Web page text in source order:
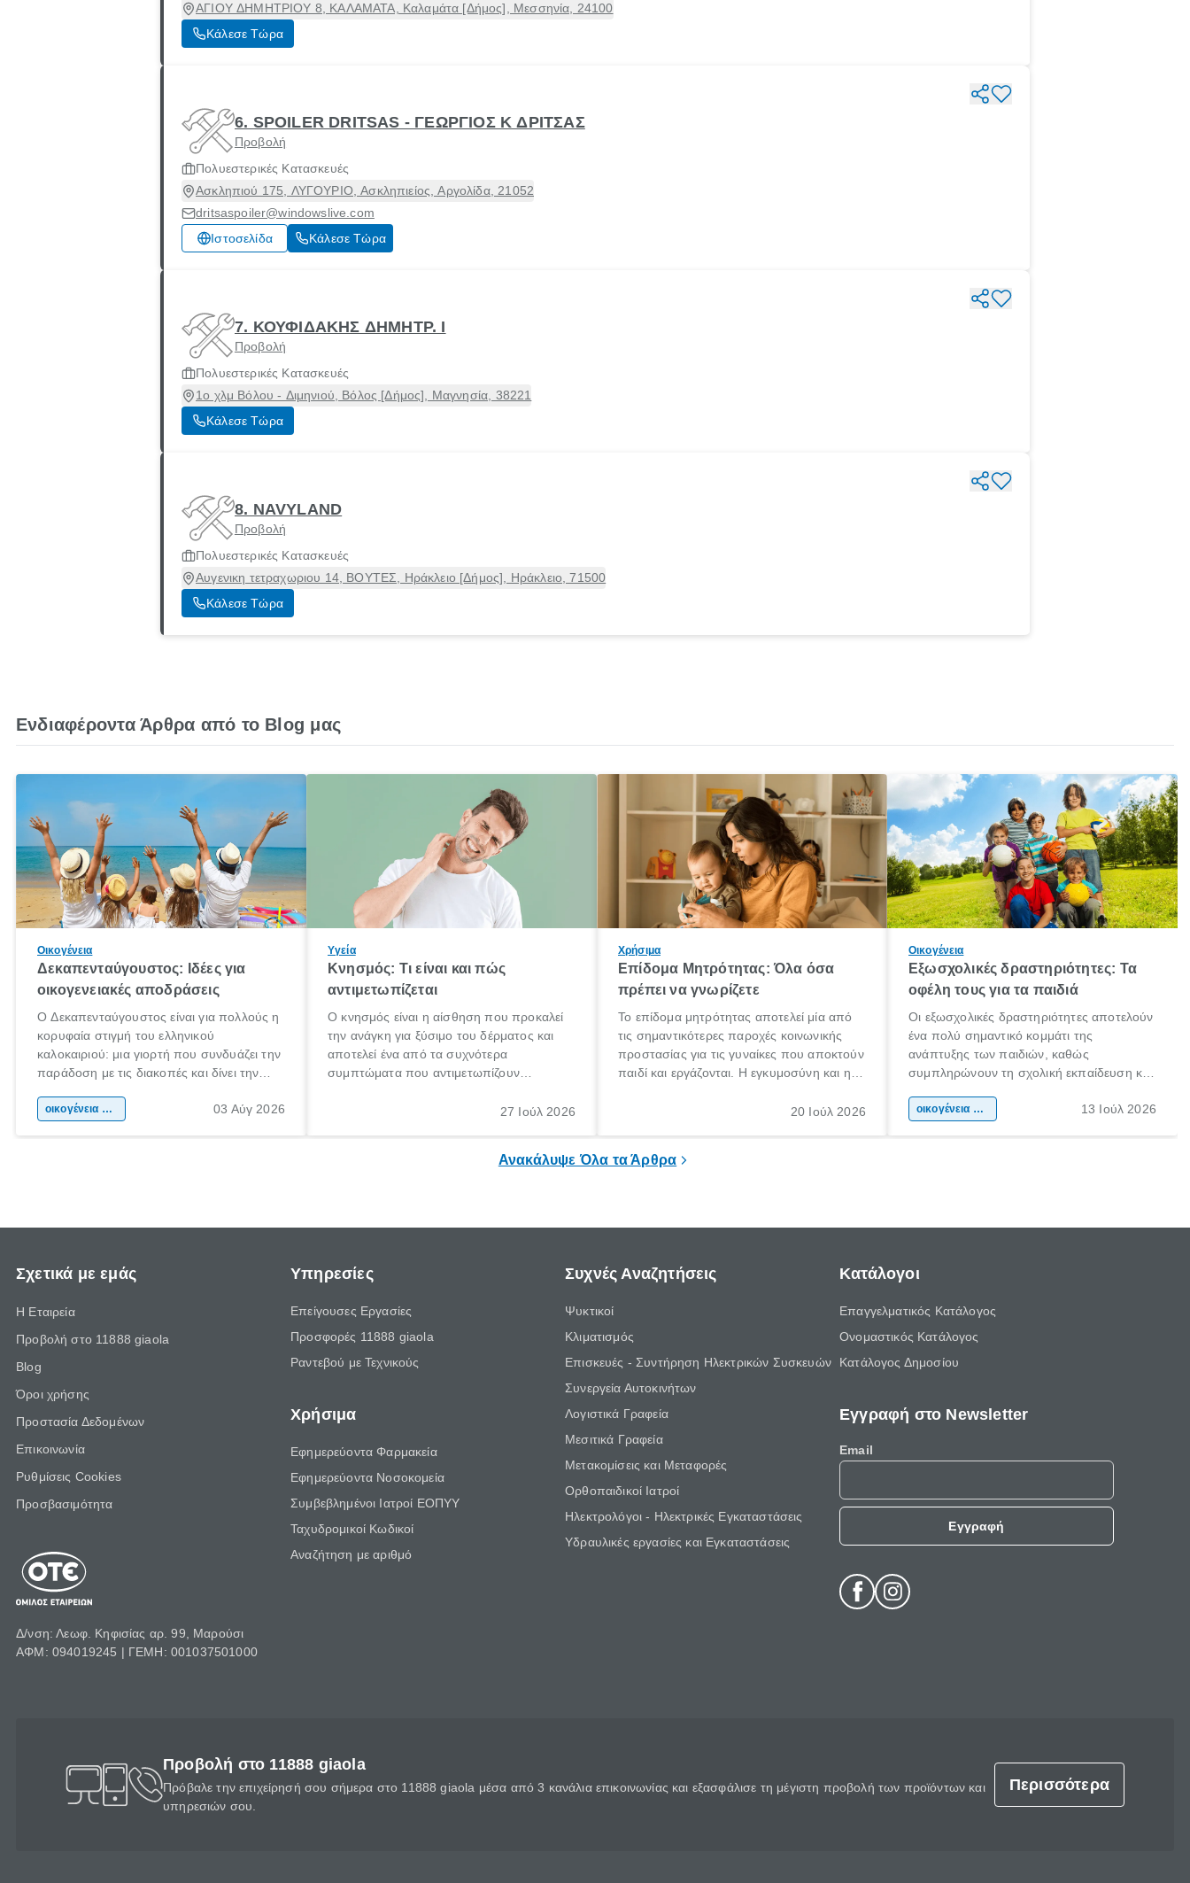
ΑΓΙΟΥ ΔΗΜΗΤΡΙΟΥ 8, ΚΑΛΑΜΑΤΑ, Καλαμάτα [Δήμος], Μεσσηνία, 24100
Κάλεσε Τώρα
6. SPOILER DRITSAS - ΓΕΩΡΓΙΟΣ Κ ΔΡΙΤΣΑΣ
Προβολή
Πολυεστερικές Κατασκευές
Ασκληπιού 175, ΛΥΓΟΥΡΙΟ, Ασκληπιείος, Αργολίδα, 21052
dritsaspoiler@windowslive.com
Ιστοσελίδα
Κάλεσε Τώρα
7. ΚΟΥΦΙΔΑΚΗΣ ΔΗΜΗΤΡ. Ι
Προβολή
Πολυεστερικές Κατασκευές
1ο χλμ Βόλου - Διμηνιού, Βόλος [Δήμος], Μαγνησία, 38221
Κάλεσε Τώρα
8. NAVYLAND
Προβολή
Πολυεστερικές Κατασκευές
Αυγενικη τετραχωριου 14, ΒΟΥΤΕΣ, Ηράκλειο [Δήμος], Ηράκλειο, 71500
Κάλεσε Τώρα
Ενδιαφέροντα Άρθρα από το Blog μας
Οικογένεια
Δεκαπενταύγουστος: Ιδέες για
οικογενειακές αποδράσεις
Ο Δεκαπενταύγουστος είναι για πολλούς η
κορυφαία στιγμή του ελληνικού
καλοκαιριού: μια γιορτή που συνδυάζει την
παράδοση με τις διακοπές και δίνει την
χώρας. Είτε πρόκειται για λίγες μέρες
οικογένεια & παιδί 03 Αύγ 2026
Υγεία
Κνησμός: Τι είναι και πώς
αντιμετωπίζεται
Ο κνησμός είναι η αίσθηση που προκαλεί
την ανάγκη για ξύσιμο του δέρματος και
αποτελεί ένα από τα συχνότερα
συμπτώματα που αντιμετωπίζουν
πληροφορίες για το «κνησμός τι είναι»,
27 Ιούλ 2026
Χρήσιμα
Επίδομα Μητρότητας: Όλα όσα
πρέπει να γνωρίζετε
Το επίδομα μητρότητας αποτελεί μία από
τις σημαντικότερες παροχές κοινωνικής
προστασίας για τις γυναίκες που αποκτούν
παιδί και εργάζονται. Η εγκυμοσύνη και η
σημαντική περίοδος στη ζωή κάθε20 Ιούλ 2026
Οικογένεια
Εξωσχολικές δραστηριότητες: Τα
οφέλη τους για τα παιδιά
Οι εξωσχολικές δραστηριότητες αποτελούν
ένα πολύ σημαντικό κομμάτι της
ανάπτυξης των παιδιών, καθώς
συμπληρώνουν τη σχολική εκπαίδευση και
της προσωπικότητας, της κοινωνικότητας
οικογένεια & παιδί 13 Ιούλ 2026
Ανακάλυψε Όλα τα Άρθρα
Σχετικά με εμάς
Η Εταιρεία
Προβολή στο 11888 giaola
Blog
Όροι χρήσης
Προστασία Δεδομένων
Επικοινωνία
Ρυθμίσεις Cookies
Προσβασιμότητα
Δ/νση: Λεωφ. Κηφισίας αρ. 99, Μαρούσι
ΑΦΜ: 094019245 | ΓΕΜΗ: 001037501000
Υπηρεσίες
Επείγουσες Εργασίες
Προσφορές 11888 giaola
Ραντεβού με Τεχνικούς
Χρήσιμα
Εφημερεύοντα Φαρμακεία
Εφημερεύοντα Νοσοκομεία
Συμβεβλημένοι Ιατροί ΕΟΠΥΥ
Ταχυδρομικοί Κωδικοί
Αναζήτηση με αριθμό
Συχνές Αναζητήσεις
Ψυκτικοί
Κλιματισμός
Επισκευές - Συντήρηση Ηλεκτρικών Συσκευών
Συνεργεία Αυτοκινήτων
Λογιστικά Γραφεία
Μεσιτικά Γραφεία
Μετακομίσεις και Μεταφορές
Ορθοπαιδικοί Ιατροί
Ηλεκτρολόγοι - Ηλεκτρικές Εγκαταστάσεις
Υδραυλικές εργασίες και Εγκαταστάσεις
Κατάλογοι
Επαγγελματικός Κατάλογος
Ονομαστικός Κατάλογος
Κατάλογος Δημοσίου
Εγγραφή στο Newsletter
Email
Εγγραφή
Προβολή στο 11888 giaola
Πρόβαλε την επιχείρησή σου σήμερα στο 11888 giaola μέσα από 3 κανάλια επικοινωνίας και εξασφάλισε τη μέγιστη προβολή των προϊόντων και
υπηρεσιών σου.
Περισσότερα